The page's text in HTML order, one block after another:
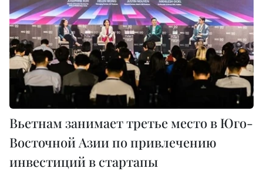
Вьетнам занимает третье место в Юго-
Восточной Азии по привлечению
инвестиций в стартапы